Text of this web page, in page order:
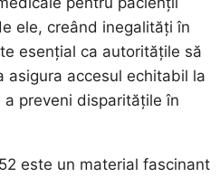
ele, creând inegalități în
esențial ca autoritățile să
asigura accesul echitabil la
preveni disparitățile în
este un material fascinant